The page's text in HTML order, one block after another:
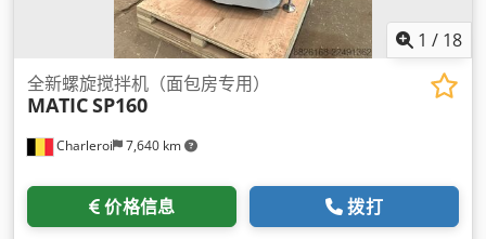
1 / 18
Charleroi 7,640 km
全新螺旋搅拌机（面包房专用）
MATICSP160
价格信息 拨打